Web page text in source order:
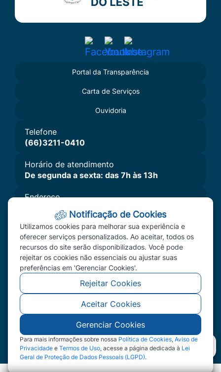
Acessar
Rede
Social
Facebook
Acessar
Rede
Social
Youtube
Acessar
Rede
Social
Portal da Transparência
Carta de Serviços
Ouvidoria
Telefone
(66)3211-0410
Horário de atendimento
De segunda a sexta: das 7h às 13h
Endereço
Av. Primavera, Nº 300 - Bairro Primavera II,
Primavera do Leste, MT - CEP: 78850-000
Imprensa
A Câmara
Vereadores
Redefinir Cookies
©2026 - Câmara Municipal de Primavera do Leste
- MT - Todos os direitos reservados
Notificação de Cookies
Utilizamos cookies para melhorar sua experiência e
oferecer serviços personalizados. Ao aceitar, todos os
recursos do site serão disponibilizados. Você pode
rejeitar os cookies não essenciais ou ajustar suas
preferências em 'Gerenciar Cookies'.
Rejeitar Cookies
Aceitar Cookies
Gerenciar Cookies
Para mais informações sobre nossa Política de Cookies, Aviso de
Privacidade e Termos de Uso, acesse a página dedicada à Lei
Geral de Proteção de Dados Pessoais (LGPD).